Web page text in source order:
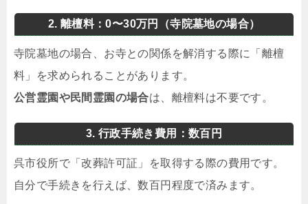
2. 離檀料：0〜30万円（寺院墓地の場合）
寺院墓地の場合、お寺との関係を解消する際に「離檀
料」を求められることがあります。
公営霊園や民間霊園の場合は、離檀料は不要です。
3. 行政手続き費用：数百円
呉市役所で「改葬許可証」を取得する際の費用です。
自分で手続きを行えば、数百円程度で済みます。